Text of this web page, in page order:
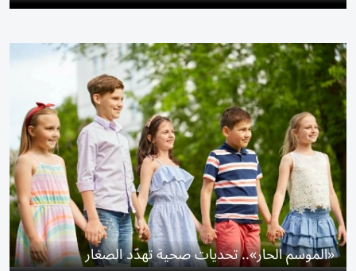
«الموسم الحار».. تحديات صحية تهدّد الصغار